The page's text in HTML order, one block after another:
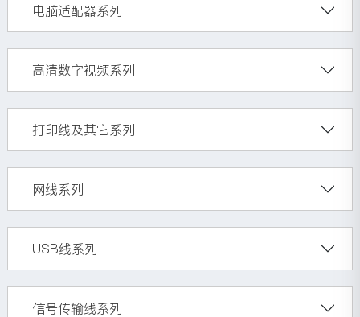
电脑适配器系列
高清数字视频系列
打印线及其它系列
网线系列
USB线系列
信号传输线系列